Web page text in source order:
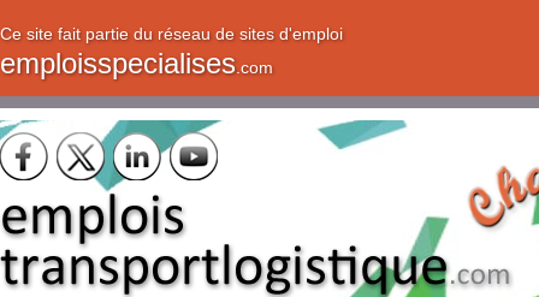
Ce site fait partie du réseau de sites d'emploi
emploisspecialises.com